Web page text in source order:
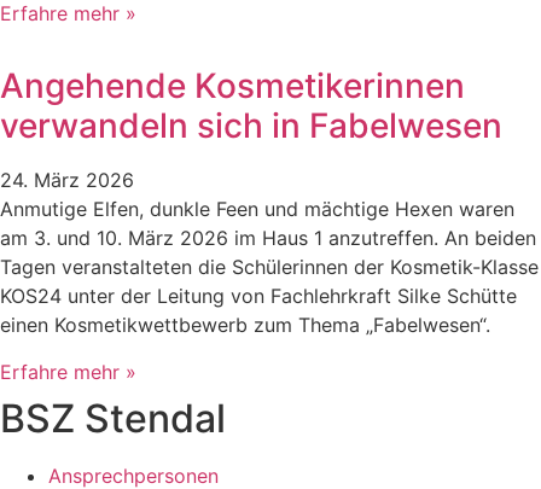
Erfahre mehr »
Angehende Kosmetikerinnen
verwandeln sich in Fabelwesen
24. März 2026
Anmutige Elfen, dunkle Feen und mächtige Hexen waren
am 3. und 10. März 2026 im Haus 1 anzutreffen. An beiden
Tagen veranstalteten die Schülerinnen der Kosmetik-Klasse
KOS24 unter der Leitung von Fachlehrkraft Silke Schütte
einen Kosmetikwettbewerb zum Thema „Fabelwesen“.
Erfahre mehr »
BSZ Stendal
Ansprechpersonen